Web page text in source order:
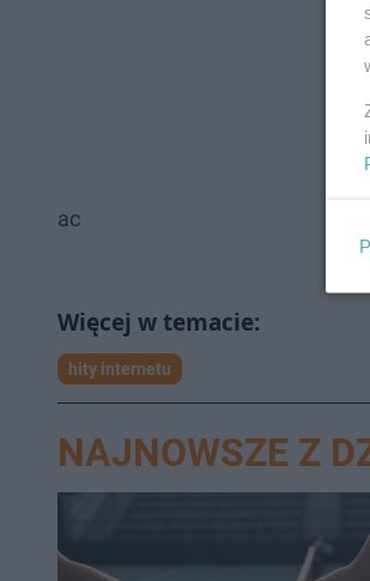
ac
hity internetu
NAJNOWSZE Z